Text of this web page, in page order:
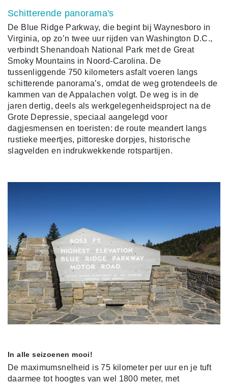
Schitterende panorama's
De Blue Ridge Parkway, die begint bij Waynesboro in
Virginia, op zo’n twee uur rijden van Washington D.C.,
verbindt Shenandoah National Park met de Great
Smoky Mountains in Noord-Carolina. De
tussenliggende 750 kilometers asfalt voeren langs
schitterende panorama’s, omdat de weg grotendeels de
kammen van de Appalachen volgt. De weg is in de
jaren dertig, deels als werkgelegenheidsproject na de
Grote Depressie, speciaal aangelegd voor
dagjesmensen en toeristen: de route meandert langs
rustieke meertjes, pittoreske dorpjes, historische
slagvelden en indrukwekkende rotspartijen.
In alle seizoenen mooi!
De maximumsnelheid is 75 kilometer per uur en je tuft
daarmee tot hoogtes van wel 1800 meter, met